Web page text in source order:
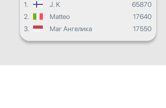
1. J. K
65870
2.
Matteo
17640
3.
Маг Ангелика 17550